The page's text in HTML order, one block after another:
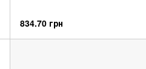
834.70 грн